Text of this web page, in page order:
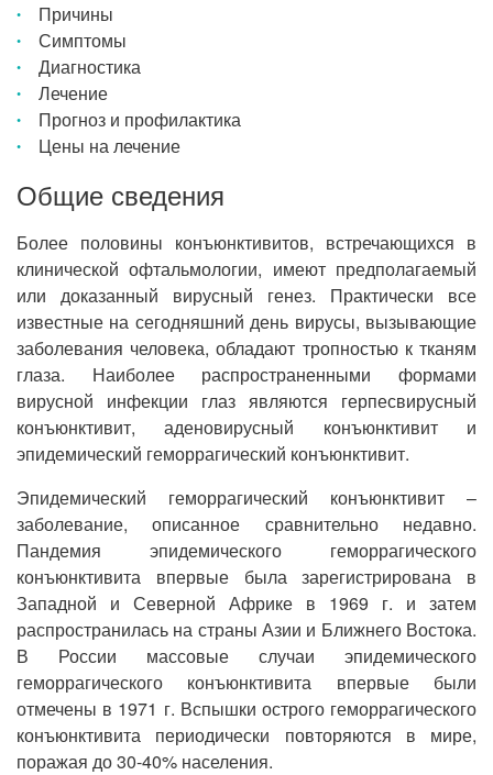
Причины
Симптомы
Диагностика
Лечение
Прогноз и профилактика
Цены на лечение
Общие сведения
Более половины конъюнктивитов, встречающихся в
клинической офтальмологии, имеют предполагаемый
или доказанный вирусный генез. Практически все
известные на сегодняшний день вирусы, вызывающие
заболевания человека, обладают тропностью к тканям
глаза. Наиболее распространенными формами
вирусной инфекции глаз являются герпесвирусный
конъюнктивит, аденовирусный конъюнктивит и
эпидемический геморрагический конъюнктивит.
Эпидемический геморрагический конъюнктивит –
заболевание, описанное сравнительно недавно.
Пандемия эпидемического геморрагического
конъюнктивита впервые была зарегистрирована в
Западной и Северной Африке в 1969 г. и затем
распространилась на страны Азии и Ближнего Востока.
В России массовые случаи эпидемического
геморрагического конъюнктивита впервые были
отмечены в 1971 г. Вспышки острого геморрагического
конъюнктивита периодически повторяются в мире,
поражая до 30-40% населения.